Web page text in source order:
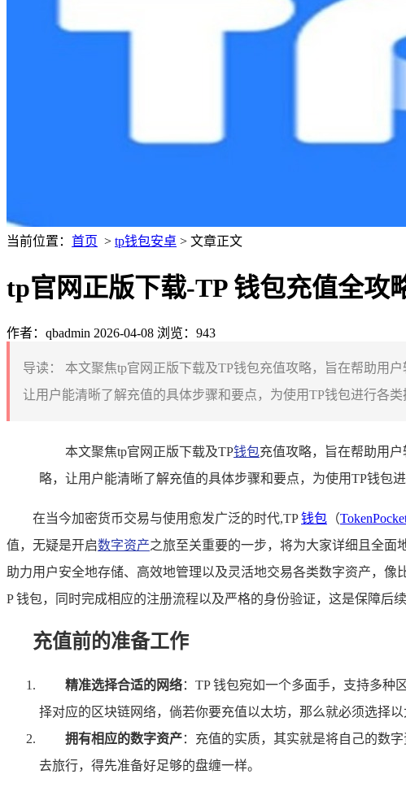
当前位置： 首页 > tp钱包安卓 > 文章正文
tp官网正版下载-TP 钱包充值全攻
作者：qbadmin 2026-04-08 浏览：943
导读：
本文聚焦tp官网正版下载及TP钱包充值攻略，旨在帮助用
让用户能清晰了解充值的具体步骤和要点，为使用TP钱包进行各
本文聚焦tp官网正版下载及TP钱包充值攻略，旨在帮助用
略，让用户能清晰了解充值的具体步骤和要点，为使用TP钱包
在当今加密货币交易与使用愈发广泛的时代,TP钱包 （
值，无疑是开启数字资产之旅至关重要的一步，将为大家详细且全面
助力用户安全地存储、高效地管理以及灵活地交易各类数字资产，
P 钱包，同时完成相应的注册流程以及严格的身份验证，这是保障后
充值前的准备工作
精准选择合适的网络：TP 钱包宛如一个多面手，支持多
择对应的区块链网络，倘若你要充值以太坊，那么就必须选择
拥有相应的数字资产：充值的实质，其实就是将自己的数
去旅行，得先准备好足够的盘缠一样。